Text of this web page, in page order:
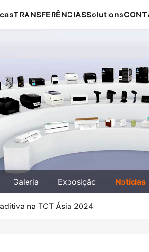
TRANSFERÊNCIASSolutions
Galeria Exposição Notícias
na TCT Ásia 2024